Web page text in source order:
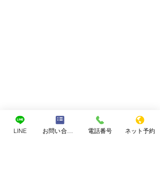
LINE お問い合わせフォーム 電話番号 ネット予約